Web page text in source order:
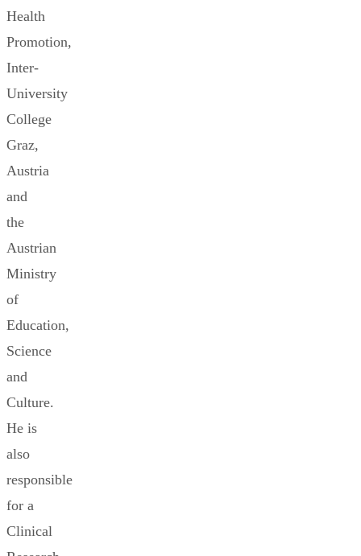
Health
Promotion,
Inter-
University
College
Graz,
Austria
and
the
Austrian
Ministry
of
Education,
Science
and
Culture.
He is
also
responsible
for a
Clinical